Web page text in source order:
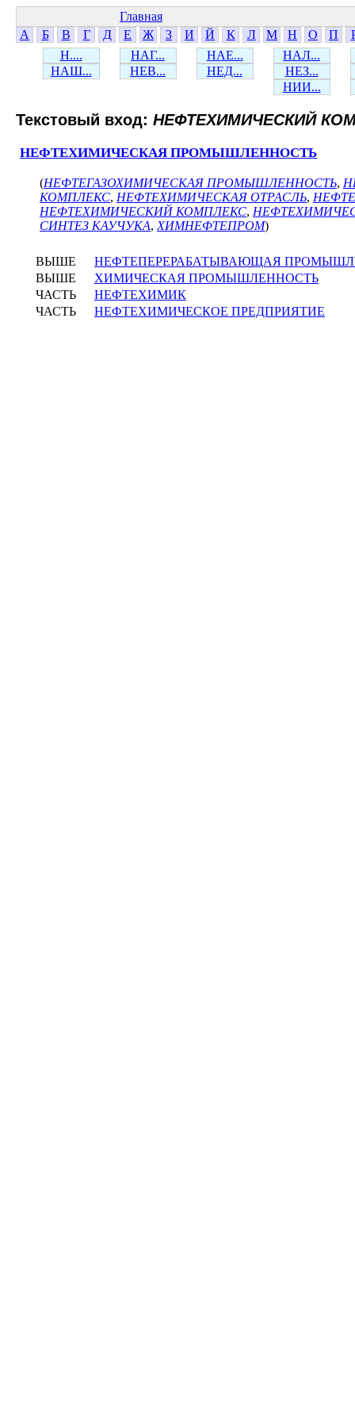
Главная
А
Б В Г Д Е Ж З И Й К Л М Н О П
Н....
НАГ... НАЕ...
НАЛ...
НАШ...
НЕВ... НЕД...
НЕЗ...
НИИ...
Текстовый вход: НЕФТЕХИМИЧЕСКИЙ
НЕФТЕХИМИЧЕСКАЯ ПРОМЫШЛЕННОСТЬ
(НЕФТЕГАЗОХИМИЧЕСКАЯ ПРОМЫШЛЕННОСТЬ,
КОМПЛЕКС, НЕФТЕХИМИЧЕСКАЯ ОТРАСЛЬ,
НЕФТЕХИМИЧЕСКИЙ КОМПЛЕКС,
СИНТЕЗ КАУЧУКА, ХИМНЕФТЕПРОМ)
ВЫШЕ
НЕФТЕПЕРЕРАБАТЫВАЮЩАЯ
ВЫШЕ
ХИМИЧЕСКАЯ ПРОМЫШЛЕННОСТЬ
ЧАСТЬ
НЕФТЕХИМИК
ЧАСТЬ
НЕФТЕХИМИЧЕСКОЕ ПРЕДПРИЯТИЕ